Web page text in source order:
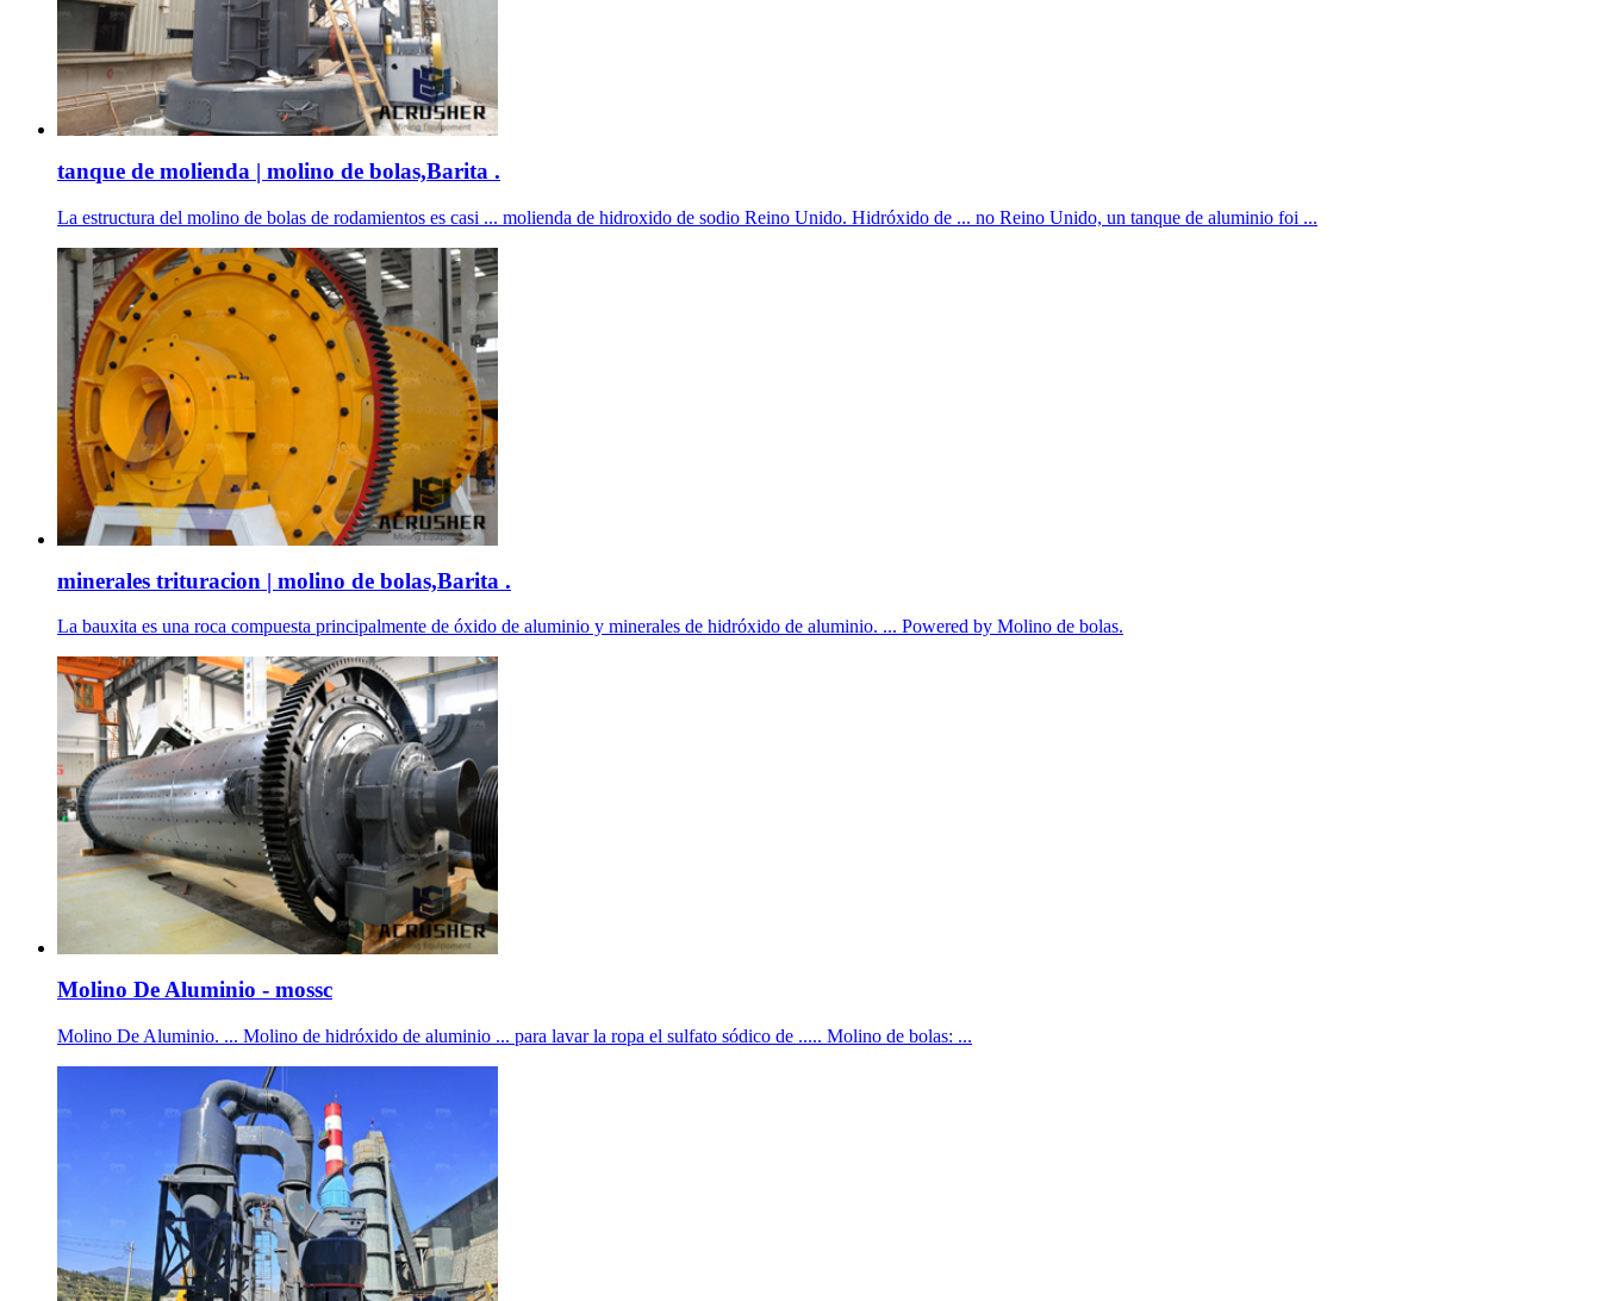
tanque de molienda | molino de bolas,Barita .
La estructura del molino de bolas de rodamientos es casi ... molienda de hidroxido de sodio Reino Unido. Hidróxido de ... no Reino Unido, un tanque de aluminio foi ...
minerales trituracion | molino de bolas,Barita .
La bauxita es una roca compuesta principalmente de óxido de aluminio y minerales de hidróxido de aluminio. ... Powered by Molino de bolas.
Molino De Aluminio - mossc
Molino De Aluminio. ... Molino de hidróxido de aluminio ... para lavar la ropa el sulfato sódico de ..... Molino de bolas: ...